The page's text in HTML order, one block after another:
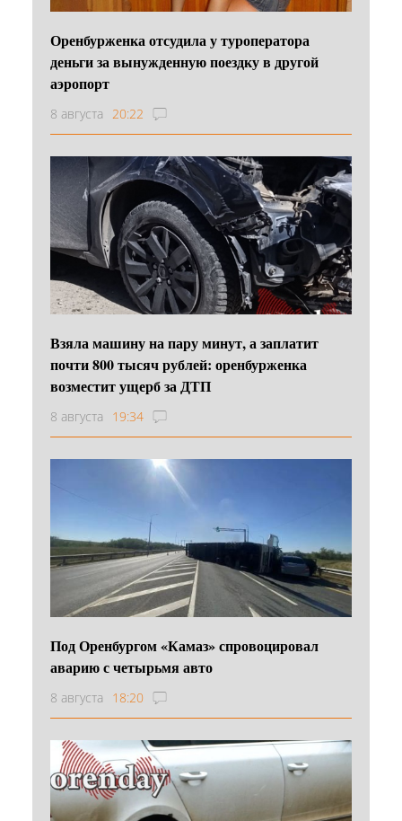
Оренбурженка отсудила у туроператора
деньги за вынужденную поездку в другой
аэропорт
8 августа 20:22
Взяла машину на пару минут, а заплатит
почти 800 тысяч рублей: оренбурженка
возместит ущерб за ДТП
8 августа 19:34
Под Оренбургом «Камаз» спровоцировал
аварию с четырьмя авто
8 августа 18:20